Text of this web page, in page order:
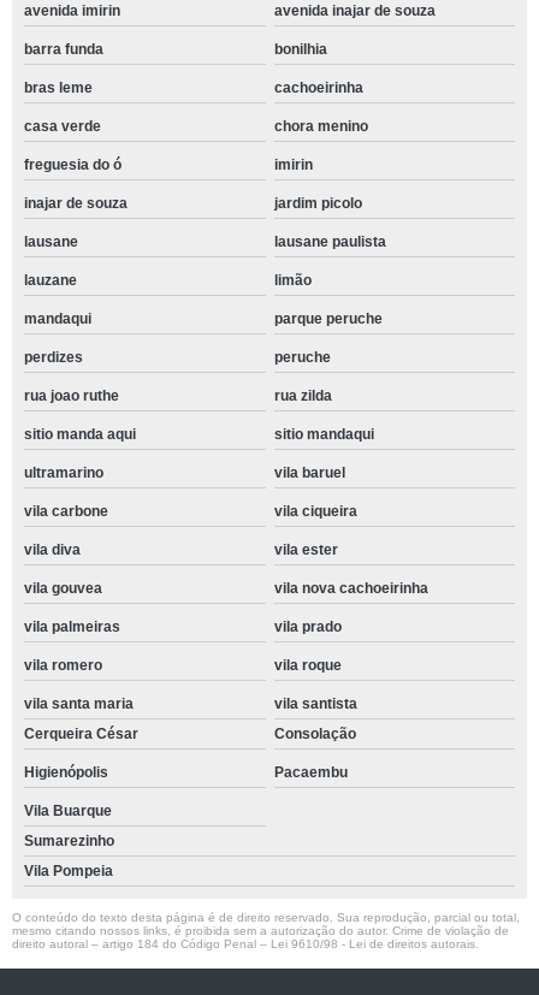
avenida imirin avenida inajar de souza
barra funda bonilhia
bras leme cachoeirinha
casa verde chora menino
freguesia do ó imirin
inajar de souza jardim picolo
lausane lausane paulista
lauzane limão
mandaqui parque peruche
perdizes peruche
rua joao ruthe rua zilda
sitio manda aqui sitio mandaqui
ultramarino vila baruel
vila carbone vila ciqueira
vila diva vila ester
vila gouvea vila nova cachoeirinha
vila palmeiras vila prado
vila romero vila roque
vila santa maria
vila santista
Cerqueira César
Consolação
Higienópolis Pacaembu
Vila Buarque
Sumarezinho
Vila Pompeia
O conteúdo do texto desta página é de direito reservado. Sua reprodução, parcial ou total,
mesmo citando nossos links, é proibida sem a autorização do autor. Crime de violação de
direito autoral – artigo 184 do Código Penal – Lei 9610/98 - Lei de direitos autorais